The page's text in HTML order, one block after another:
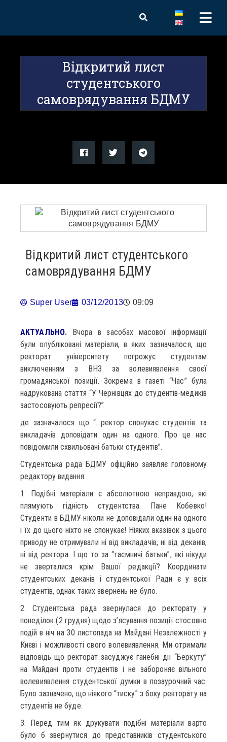
Відкритий лист
студентського
самоврядування БДМУ
Відкритий лист студентського
самоврядування БДМУ
Super User 03/12/2013 09:09
АКТУАЛЬНО. Вчора в засобах масової інформації
були опубліковані матеріали, в яких зазначалося, що
ректорат університету погрожує студентам
виключенням з ВНЗ за волевиявлення своєї
громадянської позиції. Зокрема в газеті “Час” була
надрукована стаття “У Чернівцях до студентів-медиків
застосовують репресії?”
де зазначалося що “…ректор спонукає студентів та
викладачів доповідати один на одного. Про це нас
повідомили схвильовані батьки студентів”.
Студентська рада БДМУ офіційно заявляє головному
редактору видання:
1. Подібні матеріали є абсолютною неправдою, які
плямують гідність студентства. Пане Кобевко!
Студенти в БДМУ ніколи не доповідали один на одного
і їх до цього ніхто не спонукає! Ніяких вказівок з цього
приводу не отримували ні від викладачів, ні від деканів,
ні від ректора. І що то за “таємничі батьки”, які нікуди
не зверталися крім Вашої редакції? Координати
студентських деканів і студентської Ради є у всіх
студентів, однак таких звернень не було.
2. Студентська рада звернулася до ректорату у
понеділок (2 грудня) щодо з’ясування позиції стосовно
подій в ніч на 30 листопада на Майдані Незалежності у
Києві і можливості свого волевиявлення. Ми отримали
відповідь що ректорат засуджує ганебні дії “Беркуту”
на Майдані проти студентів і не забороняє вільного
волевиявлення студентської думки в позаурочний час.
Було зазначено, що ніякого “тиску” з боку ректорату на
студентів не буде.
3. Перед тим як друкувати подібні матеріали варто
було б звернутися до представників студентського